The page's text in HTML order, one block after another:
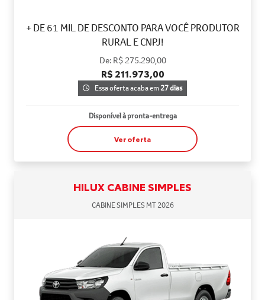
+ DE 61 MIL DE DESCONTO PARA VOCÊ PRODUTOR
RURAL E CNPJ!
De: R$ 275.290,00
R$ 211.973,00
Essa oferta acaba em27 dias
Disponível à pronta-entrega
Ver oferta
HILUX CABINE SIMPLES
CABINE SIMPLES MT 2026